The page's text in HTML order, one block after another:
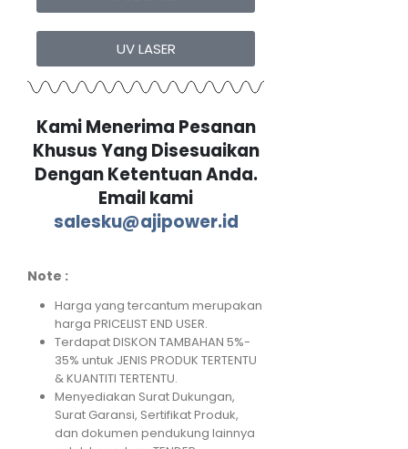
UV LASER
Kami Menerima Pesanan
Khusus Yang Disesuaikan
Dengan Ketentuan Anda.
Email kami
salesku@ajipower.id
Note :
Harga yang tercantum merupakan
harga PRICELIST END USER.
Terdapat DISKON TAMBAHAN 5%-
35% untuk JENIS PRODUK TERTENTU
& KUANTITI TERTENTU.
Menyediakan Surat Dukungan,
Surat Garansi, Sertifikat Produk,
dan dokumen pendukung lainnya